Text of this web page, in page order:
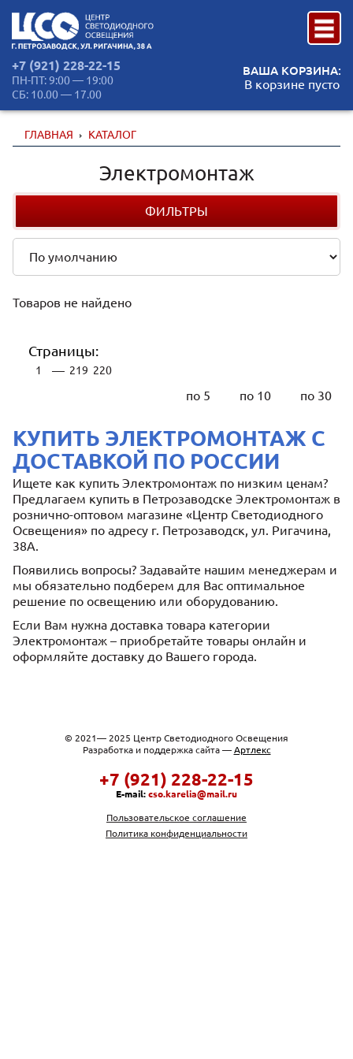
+7 (921) 228-22-15
ПН-ПТ: 9:00 — 19:00
СБ: 10.00 — 17.00
ВАША КОРЗИНА:
В корзине пусто
ГЛАВНАЯ КАТАЛОГ
Электромонтаж
ФИЛЬТРЫ
Товаров не найдено
Страницы:
1 — 219 220
по 5 по 10 по 30
КУПИТЬ ЭЛЕКТРОМОНТАЖ С
ДОСТАВКОЙ ПО РОССИИ
Ищете как купить Электромонтаж по низким ценам?
Предлагаем купить в Петрозаводске Электромонтаж в
рознично-оптовом магазине «Центр Светодиодного
Освещения» по адресу г. Петрозаводск, ул. Ригачина,
38А.
Появились вопросы? Задавайте нашим менеджерам и
мы обязательно подберем для Вас оптимальное
решение по освещению или оборудованию.
Если Вам нужна доставка товара категории
Электромонтаж – приобретайте товары онлайн и
оформляйте доставку до Вашего города.
© 2021— 2025 Центр Светодиодного Освещения
Разработка и поддержка сайта — Артлекс
+7 (921) 228-22-15
E-mail: cso.karelia@mail.ru
Пользовательское соглашение
Политика конфиденциальности